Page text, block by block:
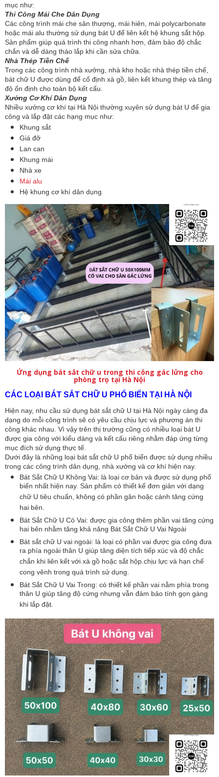
mục như:
Thi Công Mái Che Dân Dụng
Các công trình mái che sân thượng, mái hiên, mái polycarbonate
hoặc mái alu thường sử dụng bát U để liên kết hệ khung sắt hộp.
Sản phẩm giúp quá trình thi công nhanh hơn, đảm bảo độ chắc
chắn và dễ dàng tháo lắp khi cần sửa chữa.
Nhà Thép Tiền Chế
Trong các công trình nhà xưởng, nhà kho hoặc nhà thép tiền chế,
bát chữ U được dùng để cố định xà gồ, liên kết khung thép và tăng
độ ổn định cho toàn bộ kết cấu.
Xưởng Cơ Khí Dân Dụng
Nhiều xưởng cơ khí tại Hà Nội thường xuyên sử dụng bát U để gia
công và lắp đặt các hạng mục như:
Khung sắt
Giá đỡ
Lan can
Khung mái
Nhà xe
Mái alu
Hệ khung cơ khí dân dụng
Ứng dụng bát sắt chữ u trong thi công gác lửng cho
phòng trọ tại Hà Nội
CÁC LOẠI BÁT SẮT CHỮ U PHỔ BIẾN TẠI HÀ NỘI
Hiện nay, nhu cầu sử dụng bát sắt chữ U tại Hà Nội ngày càng đa
dạng do mỗi công trình sẽ có yêu cầu chịu lực và phương án thi
công khác nhau. Vì vậy trên thị trường cũng có nhiều loại bát U
được gia công với kiểu dáng và kết cấu riêng nhằm đáp ứng từng
mục đích sử dụng thực tế.
Dưới đây là những loại bát sắt chữ U phổ biến được sử dụng nhiều
trong các công trình dân dụng, nhà xưởng và cơ khí hiện nay.
Bát Sắt Chữ U Không Vai: là loại cơ bản và được sử dụng phổ
biến nhất hiện nay. Sản phẩm có thiết kế đơn giản với dạng
chữ U tiêu chuẩn, không có phần gân hoặc cánh tăng cứng
hai bên.
Bát Sắt Chữ U Có Vai: được gia công thêm phần vai tăng cứng
hai bên nhằm tăng khả năng Bát Sắt Chữ U Vai Ngoài
Bát sắt chữ U vai ngoài: là loại có phần vai được gia công đưa
ra phía ngoài thân U giúp tăng diện tích tiếp xúc và độ chắc
chắn khi liên kết với xà gồ hoặc sắt hộp.chịu lực và hạn chế
cong vênh trong quá trình sử dụng.
Bát Sắt Chữ U Vai Trong: có thiết kế phần vai nằm phía trong
thân U giúp tăng độ cứng nhưng vẫn đảm bảo tính gọn gàng
khi lắp đặt.